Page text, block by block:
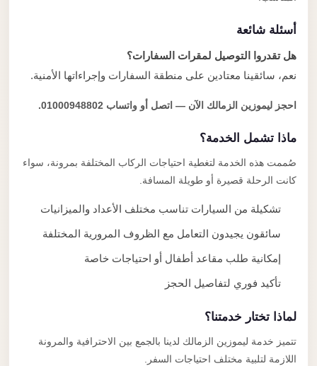
أسئلة شائعة
هل تقدروا التوصيل لمقرات السفارات؟
نعم، سائقينا معتادين على منطقة السفارات وإجراءاتها الأمنية.
احجز ليموزين الزمالك الآن — اتصل أو واتساب 01000948802.
ماذا تشمل الخدمة؟
صُممت هذه الخدمة لتغطية احتياجات الركاب المختلفة بمرونة، سواء
كانت الرحلة قصيرة أو طويلة المسافة.
تشكيلة من السيارات تناسب مختلف الأعداد والميزانيات
سائقون يجيدون التعامل مع الظروف المرورية المختلفة
إمكانية طلب مقاعد أطفال أو احتياجات خاصة
تأكيد فوري لتفاصيل الحجز
لماذا تختار خدمتنا؟
تتميز خدمة ليموزين الزمالك لدينا بالجمع بين الاحترافية والمرونة
اللازمة لتلبية مختلف احتياجات السفر.